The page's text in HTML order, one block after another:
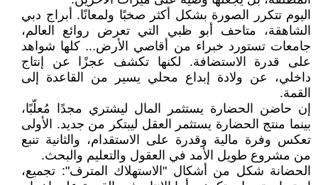
اليوم تتكرر الصورة بشكل أكثر صخبًا ولمعانًا. أبراج دبي
الشاهقة، متاحف أبو ظبي التي تعرض روائع العالم،
جامعات تستورد خبراء من أقاصي الأرض... كلها شواهد
على قدرة الاستضافة. لكنها تكشف عجزًا عن إنتاج
داخلي، عن ولادة إبداع محلي يسير من القاعدة إلى
القمة.
إن حاضن الحضارة يستثمر المال ليشتري مجدًا مُعلّبًا،
بينما منتج الحضارة يستثمر العقل ليبتكر من جديد. الأولى
تعكس وفرة مالية وقدرة على الاستقدام، والثانية تنبع
من مشروع طويل الأمد في العقول والتعليم والبحث.
الحضانة شكل من أشكال "الاستهلاك المترف": تجميع،